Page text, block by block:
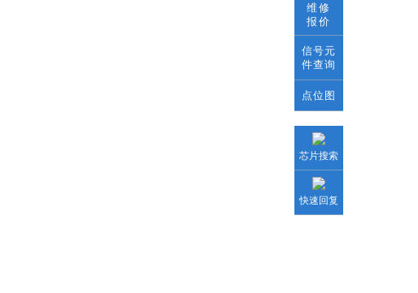
维修
报价
信号元
件查询
点位图
芯片搜索
快速回复